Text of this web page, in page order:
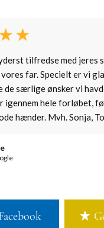
tilfredse med jeres
far. Specielt er vi
de særlige ønsker vi
igennem hele forløbet,
hænder. Mvh. Sonja,